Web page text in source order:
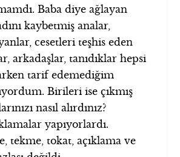
Baba diye ağlayan
kaybetmiş analar,
cesetleri teşhis eden
arkadaşlar, tanıdıklar hepsi
tarif edemediğim
Birileri ise çıkmış
nasıl alırdınız?
yapıyorlardı.
tekme, tokat, açıklama ve